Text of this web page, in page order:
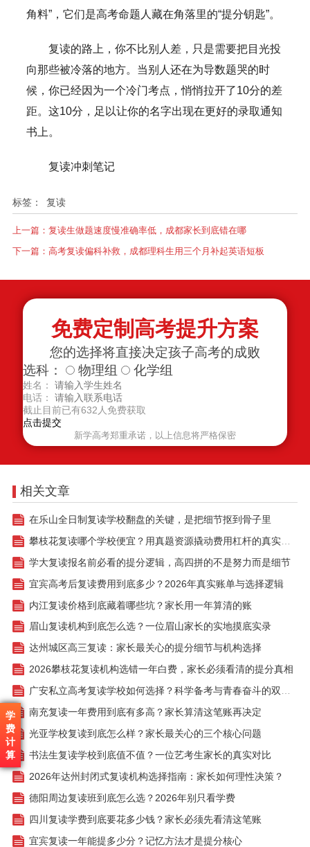
角料”，它们是高考命题人藏在角落里的“提分钥匙”。
复读的路上，你不比别人差，只是需要把目光投
向那些被冷落的地方。当别人还在为导数题哭的时
候，你已经因为一个冷门考点，悄悄拉开了10分的差
距。这10分，足以让你的名字出现在更好的录取通知
书上。
复读冲刺笔记
标签： 复读
上一篇： 复读生做题速度慢准确率低，成都家长到底错在哪
下一篇： 高考复读偏科补救，成都理科生用三个月补起英语短板
免费定制高考提升方案
您的选择将直接决定孩子高考的成败
选科：
物理组 化学组
姓名：
电话：
截止目前已有632人免费获取
新学高考郑重承诺，以上信息将严格保密
相关文章
在乐山全日制复读学校翻盘的关键，是把细节抠到骨子里
攀枝花复读哪个学校便宜？用真题资源撬动费用杠杆的真实方案
学大复读报名前必看的提分逻辑，高四拼的不是努力而是细节
宜宾高考后复读费用到底多少？2026年真实账单与选择逻辑
内江复读价格到底藏着哪些坑？家长用一年算清的账
眉山复读机构到底怎么选？一位眉山家长的实地摸底实录
达州城区高三复读：家长最关心的提分细节与机构选择
2026攀枝花复读机构选错一年白费，家长必须看清的提分真相
广安私立高考复读学校如何选择？科学备考与青春奋斗的双重答案
南充复读一年费用到底有多高？家长算清这笔账再决定
光亚学校复读到底怎么样？家长最关心的三个核心问题
书法生复读学校到底值不值？一位艺考生家长的真实对比
2026年达州封闭式复读机构选择指南：家长如何理性决策？
德阳周边复读班到底怎么选？2026年别只看学费
四川复读学费到底要花多少钱？家长必须先看清这笔账
宜宾复读一年能提多少分？记忆方法才是提分核心
学
费
计
算